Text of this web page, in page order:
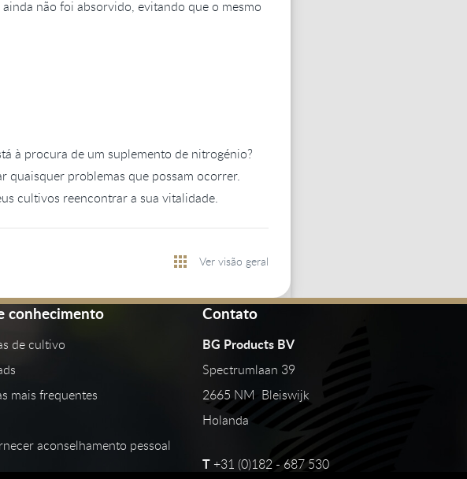
não foi absorvido, evitando que o mesmo
à procura de um suplemento de nitrogénio?
quaisquer problemas que possam ocorrer.
cultivos reencontrar a sua vitalidade.
Ver visão geral
conhecimento
de cultivo
mais frequentes
aconselhamento pessoal
Contato
BG Products BV
Spectrumlaan 39
2665 NM Bleiswijk
Holanda
T +31 (0)182 - 687 530